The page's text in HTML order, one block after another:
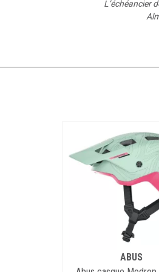
L’échéancier
ABUS